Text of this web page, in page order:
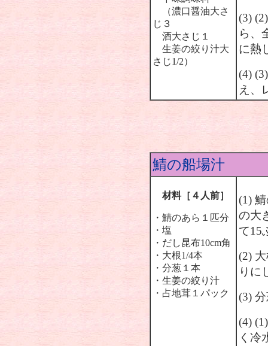
（濃口醤油大さ
じ３
酒大さじ１
生姜の絞り汁大
さじ1/2）
(3)
ら、
に熱
(4)
え、
鯖の船場汁
材料［４人前］
・鯖のあら１匹分
・塩
・だし昆布10cm角
・大根1/4本
・分葱１本
・生姜の絞り汁
・占地茸１パック
(1)
の大
て15
(2)
りに
(3)
(4)
く冷